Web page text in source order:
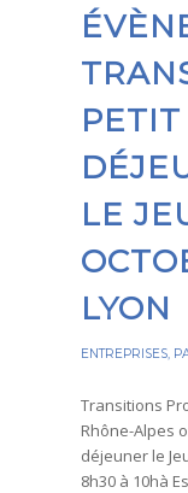
PETIT
LE
LYON
ENTREPRISES,
Transitions
Rhône-Alpes
déjeuner le
8h30 à 10hà